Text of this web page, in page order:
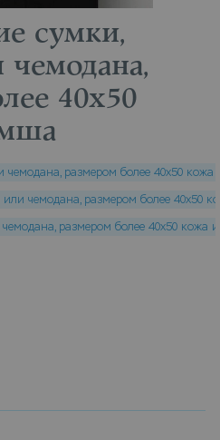
сумки,
чемодана,
40х50
чемодана, размером более 40х50
чемодана, размером более 40х50
размером более 40х50 кожа